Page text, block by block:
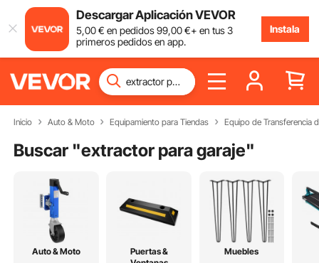
Descargar Aplicación VEVOR
5,00€ en pedidos99,00€+ en tus 3
primeros pedidos en app.
Instala
Inicio Auto & Moto Equipamiento para Tiendas Equipo de Transferencia
Buscar "extractor para garaje"
Auto & Moto
Puertas &
Muebles